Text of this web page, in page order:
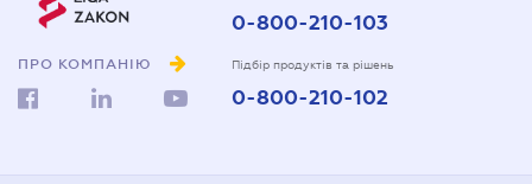
ПРО КОМПАНІЮ
0-800-210-103
Підбір продуктів та рішень
0-800-210-102